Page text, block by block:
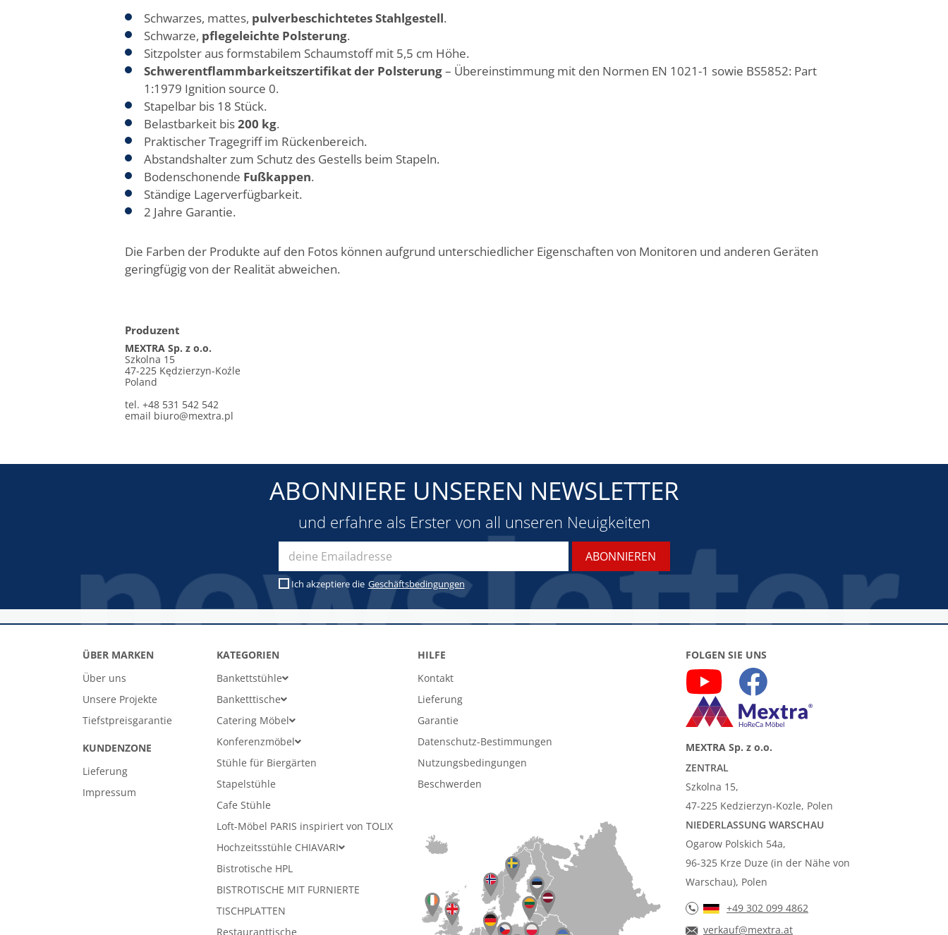
Schwarzes, mattes, pulverbeschichtetes Stahlgestell.
Schwarze, pflegeleichte Polsterung.
Sitzpolster aus formstabilem Schaumstoffmit 5,5 cm Höhe.
Schwerentflammbarkeitszertifikat der Polsterung– Übereinstimmung mit den Normen EN 1021-1 sowie BS5852: Part
1:1979 Ignition source 0.
Stapelbar bis 18 Stück.
Belastbarkeit bis200 kg.
Praktischer Tragegriffim Rückenbereich.
Abstandshalterzum Schutz des Gestells beim Stapeln.
Bodenschonende Fußkappen.
Ständige Lagerverfügbarkeit.
2 Jahre Garantie.
Die Farben der Produkte auf den Fotos können aufgrund unterschiedlicher Eigenschaften von Monitoren und anderen Geräten
geringfügig von der Realität abweichen.
Produzent
MEXTRA Sp. z o.o.
Szkolna 15
47-225 Kędzierzyn-Koźle
Poland
tel. +48 531 542 542
email biuro@mextra.pl
ABONNIERE UNSEREN NEWSLETTER
und erfahre als Erster von all unseren Neuigkeiten
Ich akzeptiere die Geschäftsbedingungen
ÜBER MARKEN
Über uns
Unsere Projekte
Tiefstpreisgarantie
KUNDENZONE
Lieferung
Impressum
KATEGORIEN
Bankettstühle
Banketttische
Catering Möbel
Konferenzmöbel
Stühle für Biergärten
Stapelstühle
Cafe Stühle
Loft-Möbel PARIS inspiriert von TOLIX
Hochzeitsstühle CHIAVARI
Bistrotische HPL
BISTROTISCHE MIT FURNIERTE
TISCHPLATTEN
Restauranttische
HILFE
Kontakt
Lieferung
Garantie
Datenschutz-Bestimmungen
Nutzungsbedingungen
Beschwerden
FOLGEN SIE UNS
MEXTRA Sp. z o.o.
ZENTRAL
Szkolna 15,
47-225 Kedzierzyn-Kozle, Polen
NIEDERLASSUNG WARSCHAU
Ogarow Polskich 54a,
96-325 Krze Duze (in der Nähe von
Warschau), Polen
+49 302 099 4862
verkauf@mextra.at